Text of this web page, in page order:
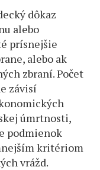
dôkaz
alebo
prísnejšie
alebo ak
zbraní. Počet
závisí
úmrtnosti,
podmienok
kritériom
vrážd.